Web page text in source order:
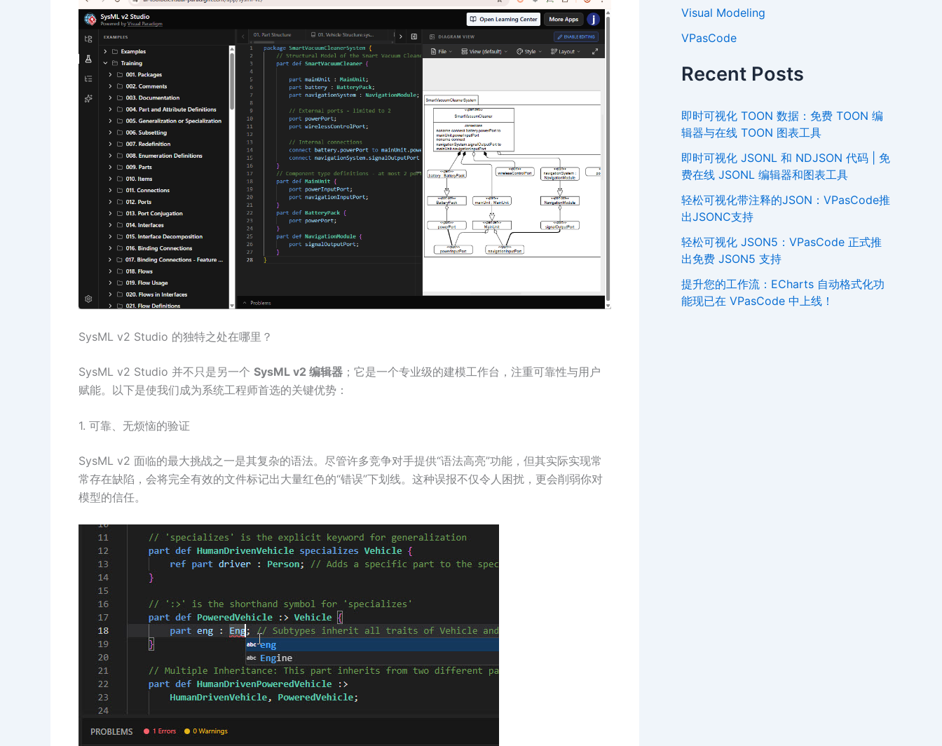
SysML v2 Studio 的独特之处在哪里？
SysML v2 Studio 并不只是另一个 SysML v2 编辑器 ；它是一个专业级的建模工作台，注重可靠性与用户
赋能。以下是使我们成为系统工程师首选的关键优势：
1. 可靠、无烦恼的验证
SysML v2 面临的最大挑战之一是其复杂的语法。尽管许多竞争对手提供“语法高亮”功能，但其实际实现常
常存在缺陷，会将完全有效的文件标记出大量红色的“错误”下划线。这种误报不仅令人困扰，更会削弱你对
模型的信任。
Visual Modeling
VPasCode
Recent Posts
即时可视化 TOON 数据：免费 TOON 编
辑器与在线 TOON 图表工具
即时可视化 JSONL 和 NDJSON 代码 | 免
费在线 JSONL 编辑器和图表工具
轻松可视化带注释的JSON：VPasCode推
出JSONC支持
轻松可视化 JSON5：VPasCode 正式推
出免费 JSON5 支持
提升您的工作流：ECharts 自动格式化功
能现已在 VPasCode 中上线！